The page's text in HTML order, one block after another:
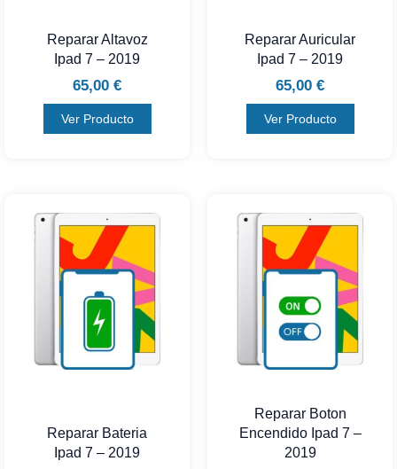
Reparar Altavoz
Ipad 7 – 2019
65,00 €
Ver Producto
Reparar Auricular
Ipad 7 – 2019
65,00 €
Ver Producto
Reparar Bateria
Ipad 7 – 2019
Reparar Boton
Encendido Ipad 7 –
2019